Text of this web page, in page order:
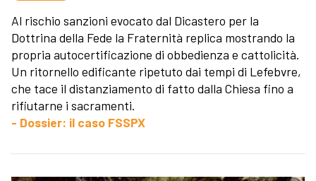
Al rischio sanzioni evocato dal Dicastero per la
Dottrina della Fede la Fraternità replica mostrando la
propria autocertificazione di obbedienza e cattolicità.
Un ritornello edificante ripetuto dai tempi di Lefebvre,
che tace il distanziamento di fatto dalla Chiesa fino a
rifiutarne i sacramenti.
- Dossier: il caso FSSPX